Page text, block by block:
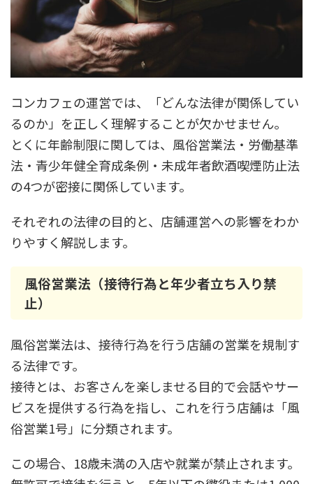
コンカフェの運営では、「どんな法律が関係してい
るのか」を正しく理解することが欠かせません。
とくに年齢制限に関しては、風俗営業法・労働基準
法・青少年健全育成条例・未成年者飲酒喫煙防止法
の4つが密接に関係しています。
それぞれの法律の目的と、店舗運営への影響をわか
りやすく解説します。
風俗営業法（接待行為と年少者立ち入り禁
止）
風俗営業法は、接待行為を行う店舗の営業を規制す
る法律です。
接待とは、お客さんを楽しませる目的で会話やサー
ビスを提供する行為を指し、これを行う店舗は「風
俗営業1号」に分類されます。
この場合、18歳未満の入店や就業が禁止されます。